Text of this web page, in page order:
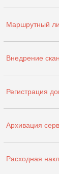
Маршрутный
Внедрение
Регистрация
Архивация
Расходная